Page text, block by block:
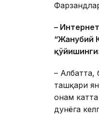
–
“Жанубий
– Албатта,
ташқари
онам
дунёга